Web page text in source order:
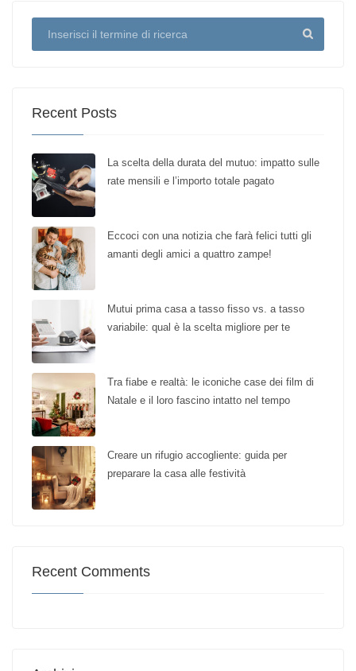
Recent Posts
La scelta della durata del mutuo: impatto sulle
rate mensili e l’importo totale pagato
Eccoci con una notizia che farà felici tutti gli
amanti degli amici a quattro zampe!
Mutui prima casa a tasso fisso vs. a tasso
variabile: qual è la scelta migliore per te
Tra fiabe e realtà: le iconiche case dei film di
Natale e il loro fascino intatto nel tempo
Creare un rifugio accogliente: guida per
preparare la casa alle festività
Recent Comments